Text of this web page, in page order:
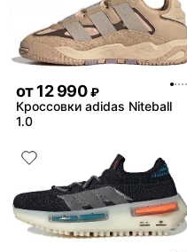
от12 990 ₽
Кроссовки adidas Niteball
1.0